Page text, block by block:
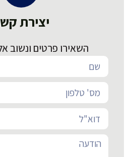
יצירת
השאירו פרטים ונשוב